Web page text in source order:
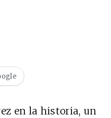
en la historia, un